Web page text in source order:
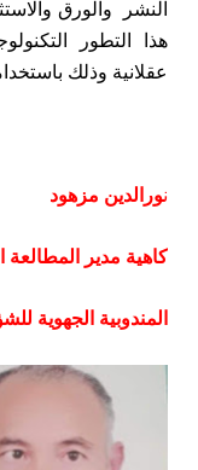
النشر والورق
هذا التطور
عقلانية وذلك
نورالدين مزهود
كاهية مدير المطالعة
المندوبية الجهوية